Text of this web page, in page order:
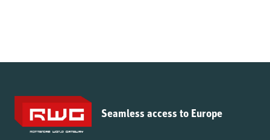
Seamless access to Europe